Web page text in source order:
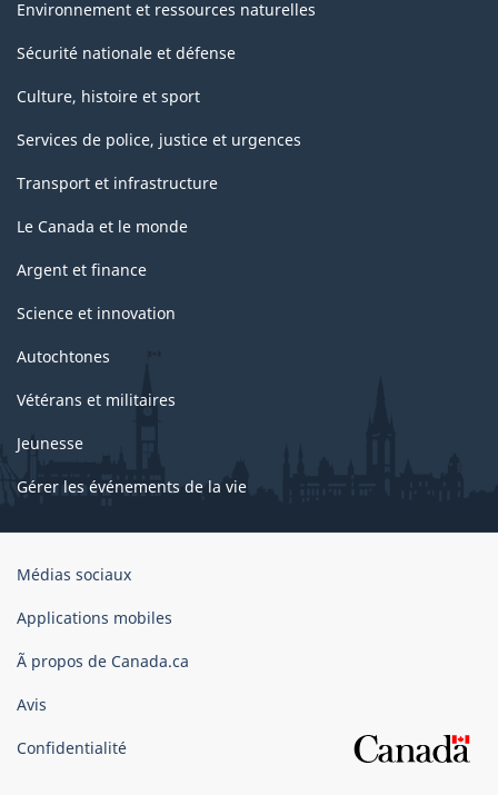
Environnement et ressources naturelles
Sécurité nationale et défense
Culture, histoire et sport
Services de police, justice et urgences
Transport et infrastructure
Le Canada et le monde
Argent et finance
Science et innovation
Autochtones
Vétérans et militaires
Jeunesse
Gérer les événements de la vie
Organisation
gouvernement
Canada
Médias sociaux
Applications mobiles
Ã propos de Canada.ca
Avis
Confidentialité